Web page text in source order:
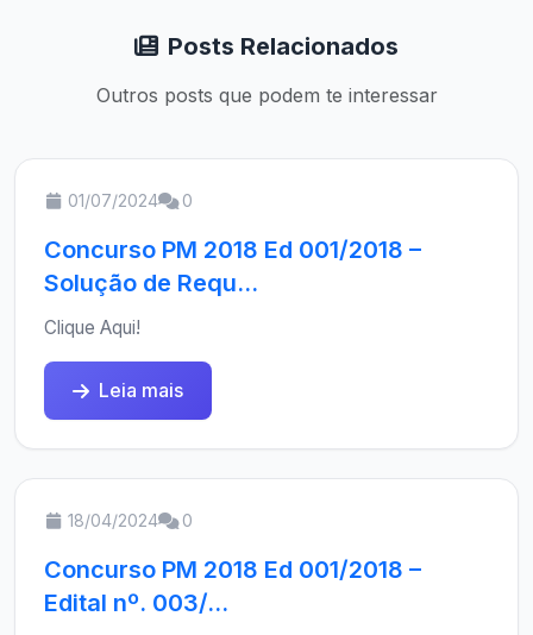
Posts Relacionados
Outros posts que podem te interessar
01/07/2024 0
Concurso PM 2018 Ed 001/2018 –
Solução de Requ...
Clique Aqui!
Leia mais
18/04/2024 0
Concurso PM 2018 Ed 001/2018 –
Edital nº. 003/...